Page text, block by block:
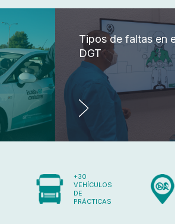
Tipos de faltas en
DGT
+30
VEHÍCULOS
DE
PRÁCTICAS